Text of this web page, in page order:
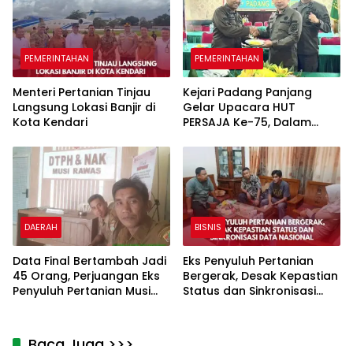
PEMERINTAHAN
Menteri Pertanian Tinjau
Langsung Lokasi Banjir di
Kota Kendari
PEMERINTAHAN
Kejari Padang Panjang
Gelar Upacara HUT
PERSAJA Ke-75, Dalam
DAERAH
Data Final Bertambah Jadi
45 Orang, Perjuangan Eks
Penyuluh Pertanian Musi
BISNIS
Eks Penyuluh Pertanian
Bergerak, Desak Kepastian
Status dan Sinkronisasi